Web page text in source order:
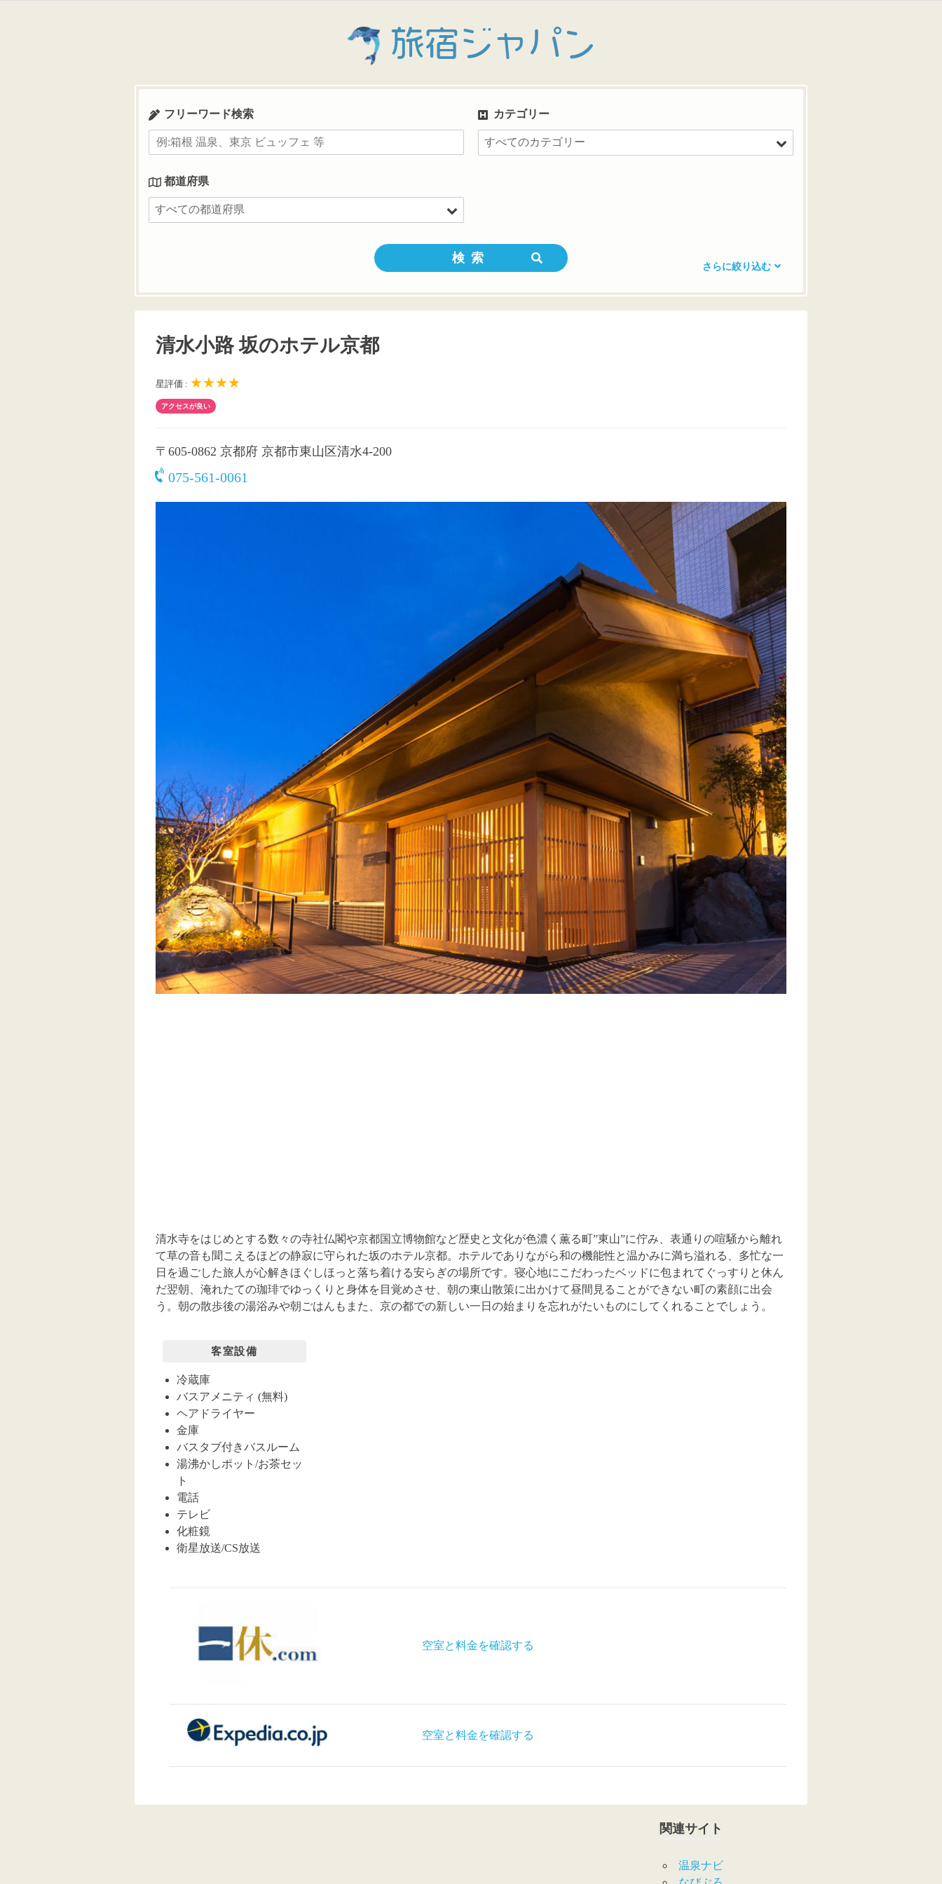
旅宿ジャパン
フリーワード検索 カテゴリー
都道府県
さらに絞り込む
清水小路 坂のホテル京都
星評価 : ★★★★
アクセスが良い
〒605-0862 京都府 京都市東山区清水4-200
075-561-0061
清水寺をはじめとする数々の寺社仏閣や京都国立博物館など歴史と文化が色濃く薫る町”東山”に佇み、表通りの喧騒から離れ
て草の音も聞こえるほどの静寂に守られた坂のホテル京都。ホテルでありながら和の機能性と温かみに満ち溢れる、多忙な一
日を過ごした旅人が心解きほぐしほっと落ち着ける安らぎの場所です。寝心地にこだわったベッドに包まれてぐっすりと休ん
だ翌朝、淹れたての珈琲でゆっくりと身体を目覚めさせ、朝の東山散策に出かけて昼間見ることができない町の素顔に出会
う。朝の散歩後の湯浴みや朝ごはんもまた、京の都での新しい一日の始まりを忘れがたいものにしてくれることでしょう。
客室設備
冷蔵庫
バスアメニティ (無料)
ヘアドライヤー
金庫
バスタブ付きバスルーム
湯沸かしポット/お茶セッ
ト
電話
テレビ
化粧鏡
衛星放送/CS放送
空室と料金を確認する
空室と料金を確認する
関連サイト
温泉ナビ